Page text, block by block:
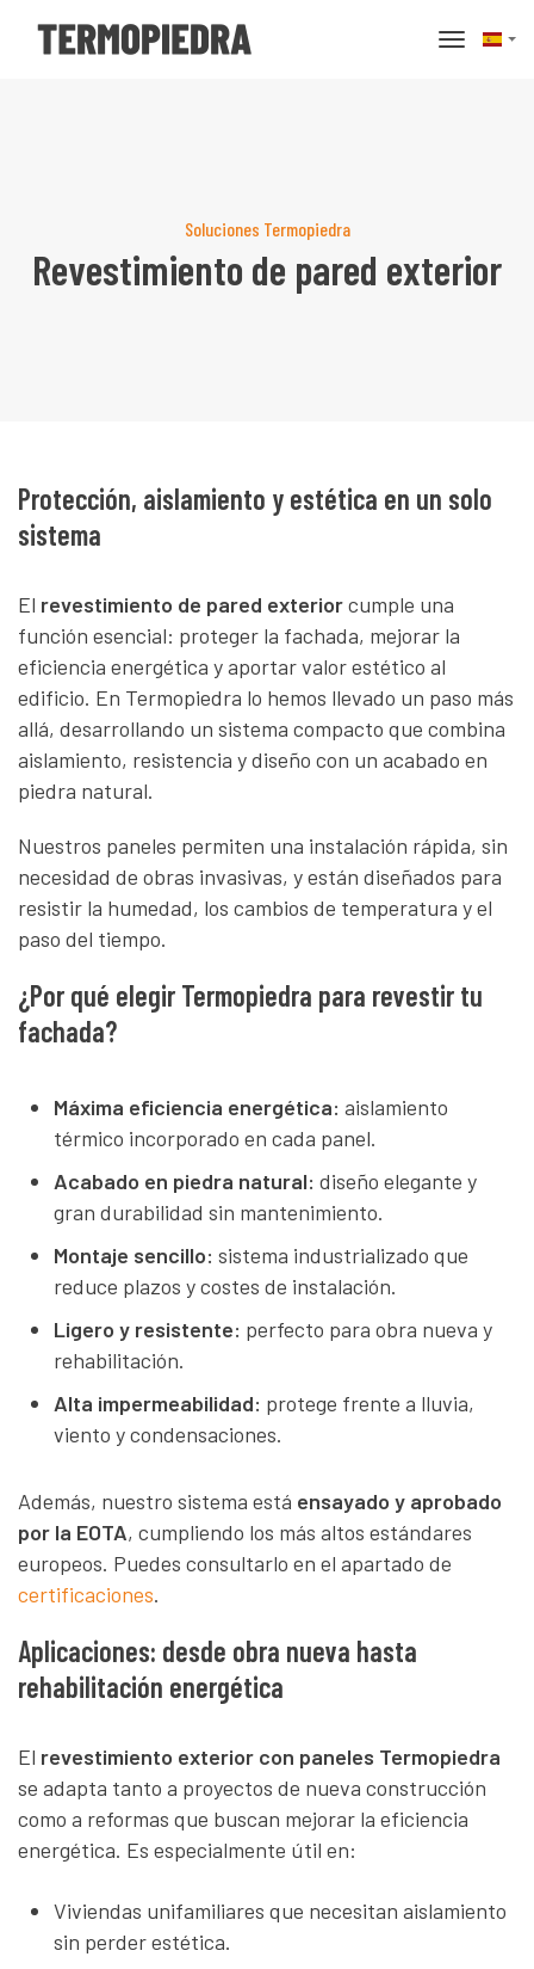
Soluciones Termopiedra
Revestimiento de pared exterior
Protección, aislamiento y estética en un solo
sistema
El revestimiento de pared exteriorcumple una
función esencial: proteger la fachada, mejorar la
eficiencia energética y aportar valor estético al
edificio. En Termopiedra lo hemos llevado un paso más
allá, desarrollando un sistema compacto que combina
aislamiento, resistencia y diseño con un acabado en
piedra natural.
Nuestros paneles permiten una instalación rápida, sin
necesidad de obras invasivas, y están diseñados para
resistir la humedad, los cambios de temperatura y el
paso del tiempo.
¿Por qué elegir Termopiedra para revestir tu
fachada?
Máxima eficiencia energética: aislamiento
térmico incorporado en cada panel.
Acabado en piedra natural: diseño elegante y
gran durabilidad sin mantenimiento.
Montaje sencillo: sistema industrializado que
reduce plazos y costes de instalación.
Ligero y resistente: perfecto para obra nueva y
rehabilitación.
Alta impermeabilidad: protege frente a lluvia,
viento y condensaciones.
Además, nuestro sistema está ensayado y aprobado
por la EOTA, cumpliendo los más altos estándares
europeos. Puedes consultarlo en el apartado de
certificaciones.
Aplicaciones: desde obra nueva hasta
rehabilitación energética
El revestimiento exterior con paneles Termopiedra
se adapta tanto a proyectos de nueva construcción
como a reformas que buscan mejorar la eficiencia
energética. Es especialmente útil en:
Viviendas unifamiliares que necesitan aislamiento
sin perder estética.